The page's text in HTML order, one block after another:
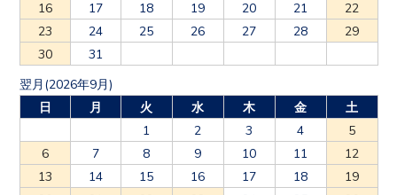
16
17 18 19 20 21
22
23
24 25 26 27 28
29
30
31
翌月(2026年9月)
日
月 火 水 木 金
土
1
2 3 4
5
6
7 8 9 10 11
12
13
14 15 16 17 18
19